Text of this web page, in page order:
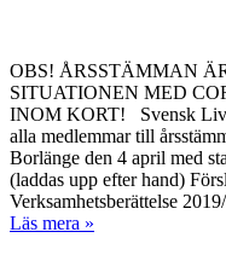
OBS! ÅRSSTÄMMAN
SITUATIONEN MED
INOM KORT! Svensk
alla medlemmar till
Borlänge den 4 april med
(laddas upp efter hand)
Verksamhetsberättelse
Läs mera »